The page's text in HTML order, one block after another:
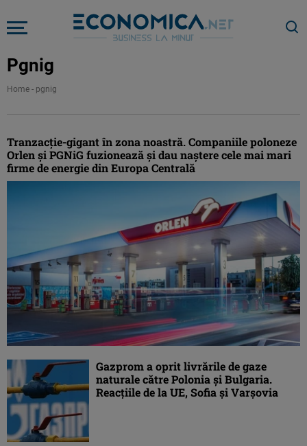
Pgnig
Home - pgnig
Tranzacție-gigant în zona noastră. Companiile poloneze
Orlen și PGNiG fuzionează și dau naștere cele mai mari
firme de energie din Europa Centrală
Gazprom a oprit livrările de gaze
naturale către Polonia şi Bulgaria.
Reacţiile de la UE, Sofia şi Varşovia